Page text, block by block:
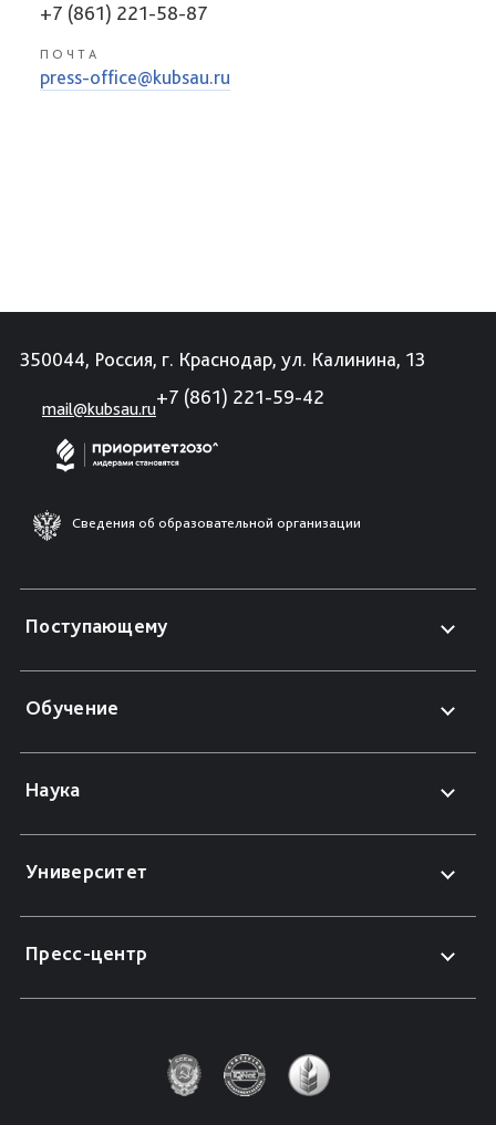
+7 (861) 221-58-87
ПОЧТА
press-office@kubsau.ru
350044, Россия, г. Краснодар, ул. Калинина, 13
mail@kubsau.ru
+7 (861) 221-59-42
Сведения об образовательной организации
Поступающему
Обучение
Наука
Университет
Пресс-центр